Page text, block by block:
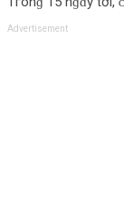
Advertisement